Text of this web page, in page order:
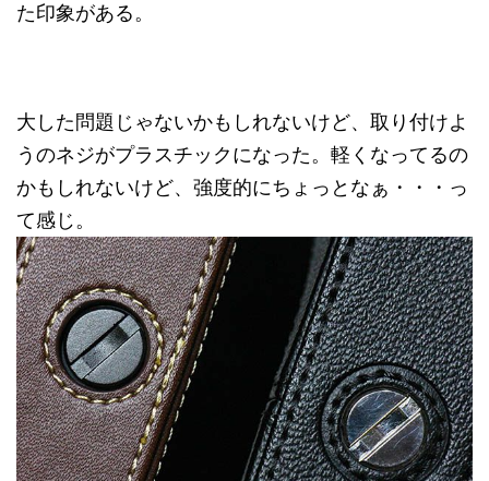
た印象がある。
大した問題じゃないかもしれないけど、取り付けよ
うのネジがプラスチックになった。軽くなってるの
かもしれないけど、強度的にちょっとなぁ・・・っ
て感じ。